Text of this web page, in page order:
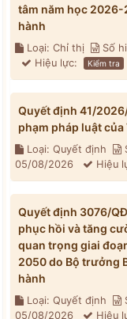
tâm năm học
hành
Loại: Chỉ thị Số
Hiệu lực:
Kiểm tra
Quyết định 41/
phạm pháp luật
Loại: Quyết định
05/08/2026
Hiệu
Quyết định 3076/
phục hồi và tăng
quan trọng giai
2050 do Bộ trưởng
hành
Loại: Quyết định
05/08/2026
Hiệu